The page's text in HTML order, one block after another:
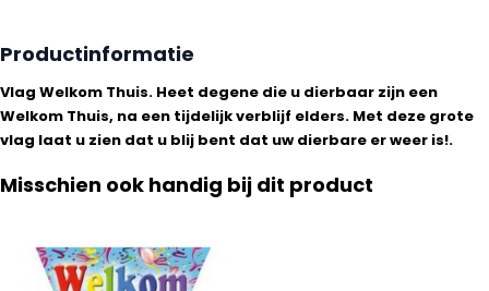
Productinformatie
Vlag Welkom Thuis. Heet degene die u dierbaar zijn een
Welkom Thuis, na een tijdelijk verblijf elders. Met deze grote
vlag laat u zien dat u blij bent dat uw dierbare er weer is!.
Misschien ook handig bij dit product